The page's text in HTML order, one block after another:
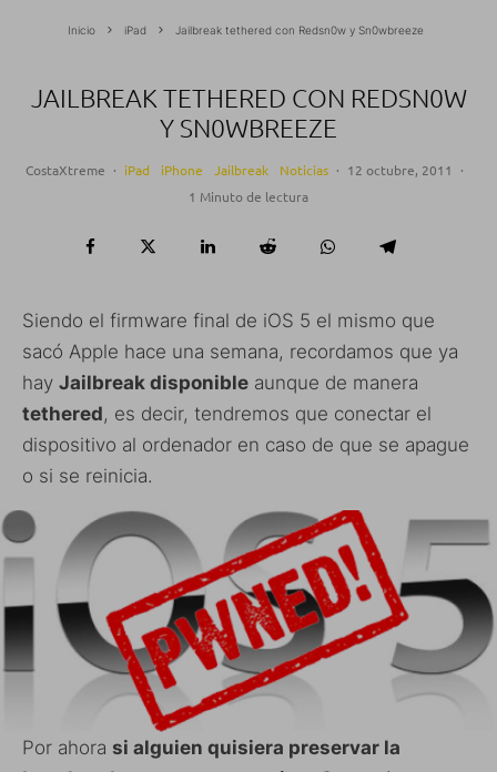
Inicio iPad Jailbreak tethered con Redsn0w y Sn0wbreeze
JAILBREAK TETHERED CON REDSN0W
Y SN0WBREEZE
CostaXtreme · iPad iPhone Jailbreak Noticias · 12 octubre, 2011
·
1 Minuto de lectura
Siendo el firmware final de iOS 5 el mismo que
sacó Apple hace una semana, recordamos que ya
hay Jailbreak disponible aunque de manera
tethered, es decir, tendremos que conectar el
dispositivo al ordenador en caso de que se apague
o si se reinicia.
Por ahora si alguien quisiera preservar la